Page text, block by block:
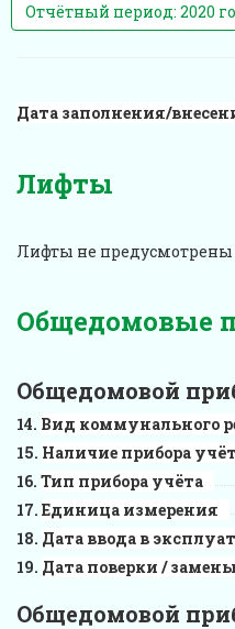
Отчётный период: 2020
Дата заполнения/
Лифты
Лифты не
Общедомовые
Общедомовой
Вид коммунального
Наличие прибора
Тип прибора учёта
Единица измерения
Дата ввода в
Дата поверки /
Общедомовой